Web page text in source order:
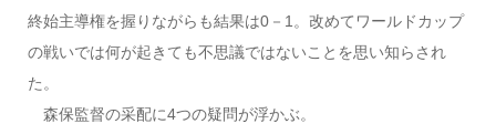
終始主導権を握りながらも結果は0－1。改めてワールドカップ
の戦いでは何が起きても不思議ではないことを思い知らされ
た。
森保監督の采配に4つの疑問が浮かぶ。